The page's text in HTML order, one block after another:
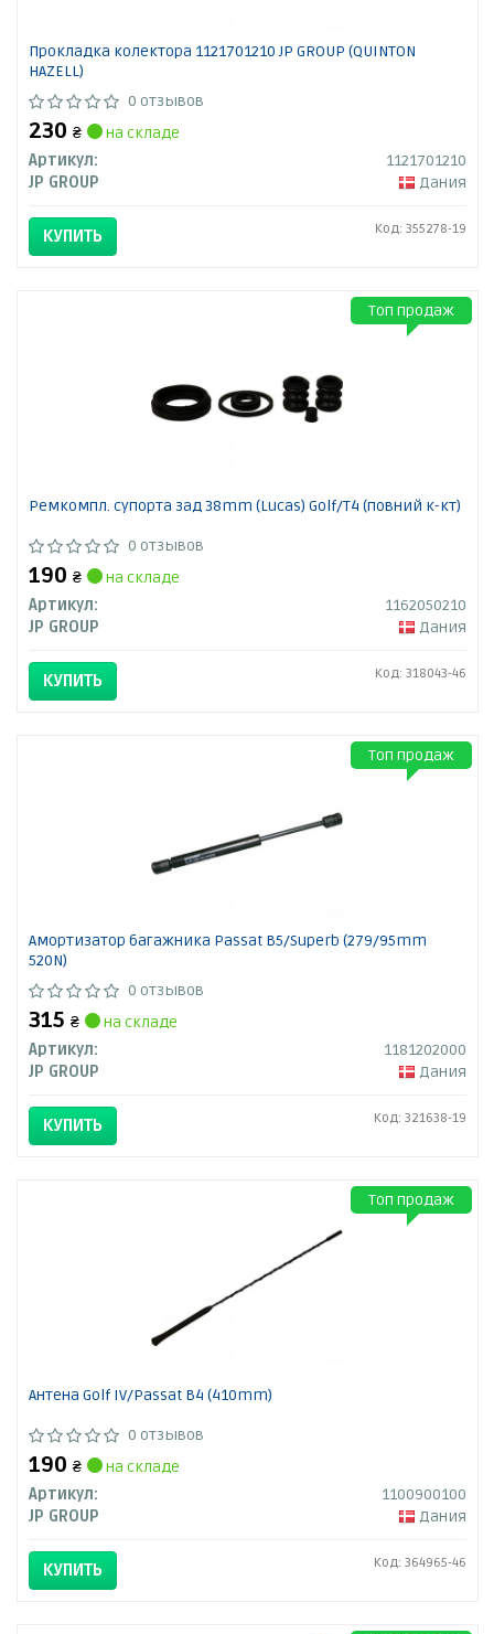
Прокладка колектора 1121701210 JP GROUP (QUINTON
HAZELL)
0 отзывов
230 ₴
на складе
Артикул:
1121701210
JP GROUP
Дания
КУПИТЬ Код: 355278-19
Ремкомпл. супорта зад 38mm (Lucas) Golf/T4 (повний к-кт)
0 отзывов
190 ₴
на складе
Артикул:
1162050210
JP GROUP
Дания
КУПИТЬ Код: 318043-46
Топ продаж
Амортизатор багажника Passat B5/Superb (279/95mm
520N)
0 отзывов
315 ₴
на складе
Артикул:
1181202000
JP GROUP
Дания
КУПИТЬ Код: 321638-19
Топ продаж
Антена Golf IV/Passat B4 (410mm)
0 отзывов
190 ₴
на складе
Артикул:
1100900100
JP GROUP
Дания
КУПИТЬ Код: 364965-46
Топ продаж